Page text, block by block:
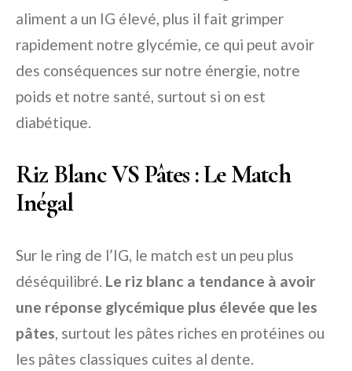
aliment a un IG élevé, plus il fait grimper
rapidement notre glycémie, ce qui peut avoir
des conséquences sur notre énergie, notre
poids et notre santé, surtout si on est
diabétique.
Riz Blanc VS Pâtes : Le Match
Inégal
Sur le ring de l’IG, le match est un peu plus
déséquilibré. Le riz blanc a tendance à avoir
une réponse glycémique plus élevée que les
pâtes, surtout les pâtes riches en protéines ou
les pâtes classiques cuites al dente.